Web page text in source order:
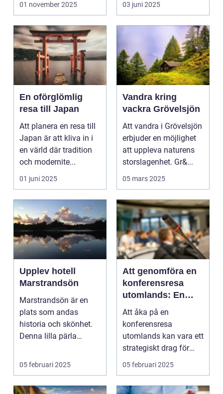
01 november 2025 03 juni 2025
En oförglömlig
resa till Japan
Att planera en resa till
Japan är att kliva in i
en värld där tradition
och modernite...
01 juni 2025
Vandra kring
vackra Grövelsjön
Att vandra i Grövelsjön
erbjuder en möjlighet
att uppleva naturens
storslagenhet. Gr&...
05 mars 2025
Upplev hotell
Marstrandsön
Marstrandsön är en
plats som andas
historia och skönhet.
Denna lilla pärla
05 februari 2025
Att genomföra en
konferensresa
utomlands: En
möjlighet för
tillväxt och
samarbete
Att åka på en
konferensresa
utomlands kan vara ett
strategiskt drag för
företa...
05 februari 2025